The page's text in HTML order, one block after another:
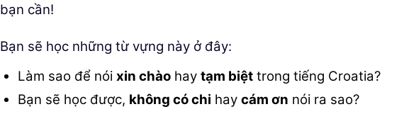
bạn cần!
Bạn sẽ học những từ vựng này ở đây:
Làm sao để nói xin chào hay tạm biệt trong tiếng Croatia?
Bạn sẽ học được, không có chi hay cám ơn nói ra sao?